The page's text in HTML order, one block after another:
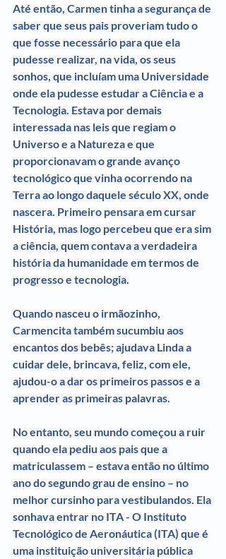
Até então, Carmen tinha a segurança de
saber que seus pais proveriam tudo o
que fosse necessário para que ela
pudesse realizar, na vida, os seus
sonhos, que incluíam uma Universidade
onde ela pudesse estudar a Ciência e a
Tecnologia. Estava por demais
interessada nas leis que regiam o
Universo e a Natureza e que
proporcionavam o grande avanço
tecnológico que vinha ocorrendo na
Terra ao longo daquele século XX, onde
nascera. Primeiro pensara em cursar
História, mas logo percebeu que era sim
a ciência, quem contava a verdadeira
história da humanidade em termos de
progresso e tecnologia.
Quando nasceu o irmãozinho,
Carmencita também sucumbiu aos
encantos dos bebês; ajudava Linda a
cuidar dele, brincava, feliz, com ele,
ajudou-o a dar os primeiros passos e a
aprender as primeiras palavras.
No entanto, seu mundo começou a ruir
quando ela pediu aos pais que a
matriculassem – estava então no último
ano do segundo grau de ensino – no
melhor cursinho para vestibulandos. Ela
sonhava entrar no ITA - O Instituto
Tecnológico de Aeronáutica (ITA) que é
uma instituição universitária pública